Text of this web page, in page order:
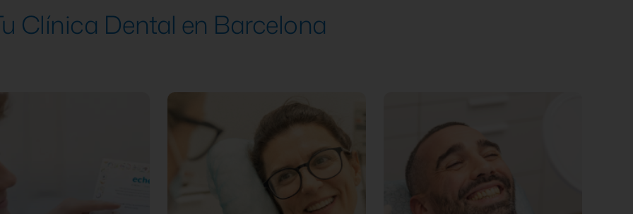
Clínica Dental en Barcelona